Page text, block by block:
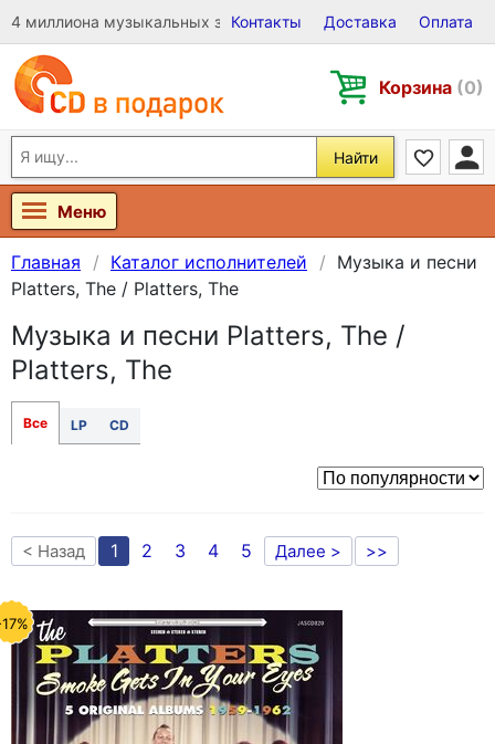
4 миллиона музыкальных записей на Виниле, CD и DVD
Контакты Доставка Оплата
Корзина (0)
Найти
Меню
Главная Каталог исполнителей
Музыка и песни
Platters, The / Platters, The
Музыка и песни Platters, The /
Platters, The
Все LP CD
< Назад 1 2 3 4 5 Далее > >>